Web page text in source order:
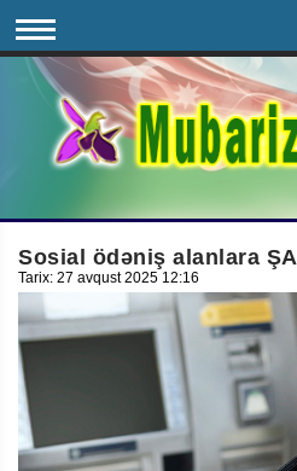
Sosial ödəniş alanlara
Tarix: 27 avqust 2025 12:16